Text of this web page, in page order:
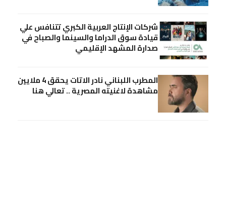
شركات الإنتاج العربية الكبري تتنافس علي
قيادة سوق الدراما والسينما والصباح في
صدارة المشهد الإقليمي
المطرب اللبناني نادر الاتات يحقق 4 ملايين
مشاهدة لاغنيته المصرية .. تعالي هنا